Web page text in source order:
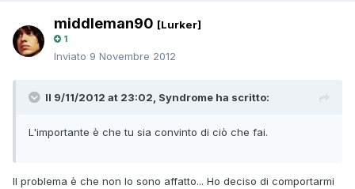
middleman90 [Lurker]
1
Inviato 9 Novembre 2012
Il 9/11/2012 at 23:02, Syndrome ha scritto:
L'importante è che tu sia convinto di ciò che fai.
Il problema è che non lo sono affatto... Ho deciso di comportarmi